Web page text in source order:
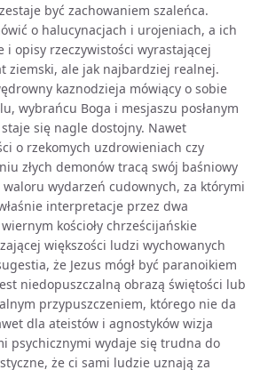
być zachowaniem szaleńca.
o halucynacjach i urojeniach, a ich
i opisy rzeczywistości wyrastającej
ziemski, ale jak najbardziej realnej.
kaznodzieja mówiący o sobie
wybrańcu Boga i mesjaszu posłanym
się nagle dostojny. Nawet
o rzekomych uzdrowieniach czy
złych demonów tracą swój baśniowy
wydarzeń cudownych, za którymi
interpretacje przez dwa
kościoły chrześcijańskie
większości ludzi wychowanych
że Jezus mógł być paranoikiem
niedopuszczalną obrazą świętości lub
przypuszczeniem, którego nie da
dla ateistów i agnostyków wizja
psychicznymi wydaje się trudna do
że ci sami ludzie uznają za